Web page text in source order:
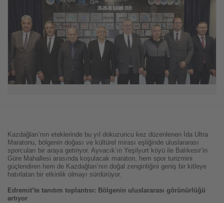
Kazdağları’nın eteklerinde bu yıl dokuzuncu kez düzenlenen İda Ultra
Maratonu, bölgenin doğası ve kültürel mirası eşliğinde uluslararası
sporcuları bir araya getiriyor. Ayvacık’ın Yeşilyurt köyü ile Balıkesir’in
Güre Mahallesi arasında koşulacak maraton, hem spor turizmini
güçlendiren hem de Kazdağları’nın doğal zenginliğini geniş bir kitleye
hatırlatan bir etkinlik olmayı sürdürüyor.
Edremit’te tanıtım toplantısı: Bölgenin uluslararası görünürlüğü
artıyor